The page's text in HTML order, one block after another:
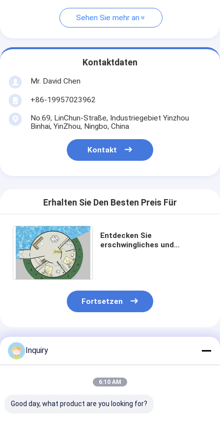
Sehen Sie mehr an
Kontaktdaten
Mr. David Chen
+86-19957023962
No.69, LinChun-Straße, Industriegebiet Yinzhou
Binhai, YinZhou, Ningbo, China
Kontakt
Erhalten Sie Den Besten Preis Für
Entdecken Sie
erschwingliches und
Fortsetzen
Empfohlene Produkte
Inquiry
6:10 AM
Good day, what product are you looking for?